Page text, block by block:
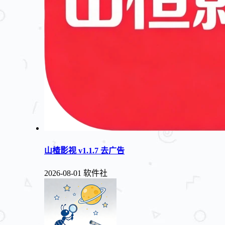
山楂影视 v1.1.7 去广告
2026-08-01 软件社